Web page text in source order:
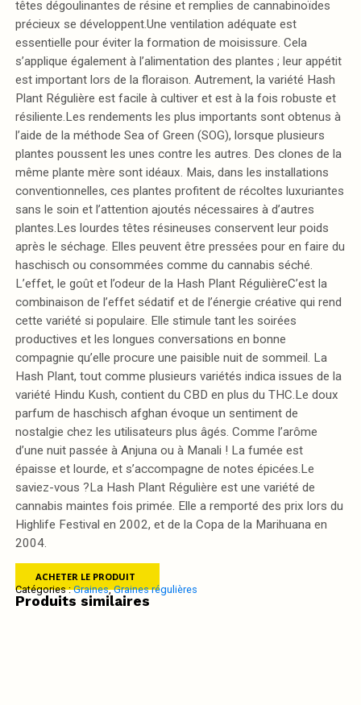
têtes dégoulinantes de résine et remplies de cannabinoïdes
précieux se développent.Une ventilation adéquate est
essentielle pour éviter la formation de moisissure. Cela
s’applique également à l’alimentation des plantes ; leur appétit
est important lors de la floraison. Autrement, la variété Hash
Plant Régulière est facile à cultiver et est à la fois robuste et
résiliente.Les rendements les plus importants sont obtenus à
l’aide de la méthode Sea of Green (SOG), lorsque plusieurs
plantes poussent les unes contre les autres. Des clones de la
même plante mère sont idéaux. Mais, dans les installations
conventionnelles, ces plantes profitent de récoltes luxuriantes
sans le soin et l’attention ajoutés nécessaires à d’autres
plantes.Les lourdes têtes résineuses conservent leur poids
après le séchage. Elles peuvent être pressées pour en faire du
haschisch ou consommées comme du cannabis séché.
L’effet, le goût et l’odeur de la Hash Plant RégulièreC’est la
combinaison de l’effet sédatif et de l’énergie créative qui rend
cette variété si populaire. Elle stimule tant les soirées
productives et les longues conversations en bonne
compagnie qu’elle procure une paisible nuit de sommeil. La
Hash Plant, tout comme plusieurs variétés indica issues de la
variété Hindu Kush, contient du CBD en plus du THC.Le doux
parfum de haschisch afghan évoque un sentiment de
nostalgie chez les utilisateurs plus âgés. Comme l’arôme
d’une nuit passée à Anjuna ou à Manali ! La fumée est
épaisse et lourde, et s’accompagne de notes épicées.Le
saviez-vous ?La Hash Plant Régulière est une variété de
cannabis maintes fois primée. Elle a remporté des prix lors du
Highlife Festival en 2002, et de la Copa de la Marihuana en
2004.
ACHETER LE PRODUIT
Catégories :Graines,Graines régulières
Produits similaires